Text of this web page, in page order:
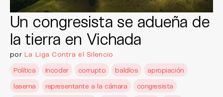
Un congresista se adueña de
la tierra en Vichada
por La Liga Contra el Silencio
Política
Incoder corrupto baldíos
apropiación
laserna
representante a la cámara
congresista